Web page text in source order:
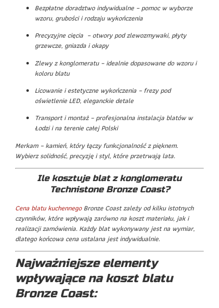
Bezpłatne doradztwo indywidualne – pomoc w wyborze
wzoru, grubości i rodzaju wykończenia
Precyzyjne cięcia – otwory pod zlewozmywaki, płyty
grzewcze, gniazda i okapy
Zlewy z konglomeratu – idealnie dopasowane do wzoru i
koloru blatu
Licowanie i estetyczne wykończenia – frezy pod
oświetlenie LED, eleganckie detale
Transport i montaż – profesjonalna instalacja blatów w
Łodzi i na terenie całej Polski
Merkam – kamień, który łączy funkcjonalność z pięknem.
Wybierz solidność, precyzję i styl, które przetrwają lata.
Ile kosztuje blat z konglomeratu
Technistone Bronze Coast?
Cena blatu kuchennegoBronze Coast zależy od kilku istotnych
czynników, które wpływają zarówno na koszt materiału, jak i
realizacji zamówienia. Każdy blat wykonywany jest na wymiar,
dlatego końcowa cena ustalana jest indywidualnie.
Najważniejsze elementy
wpływające na koszt blatu
Bronze Coast: